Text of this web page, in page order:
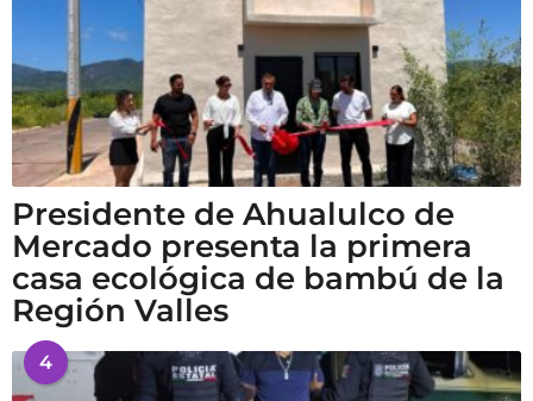
Presidente de Ahualulco de
Mercado presenta la primera
casa ecológica de bambú de la
Región Valles
4